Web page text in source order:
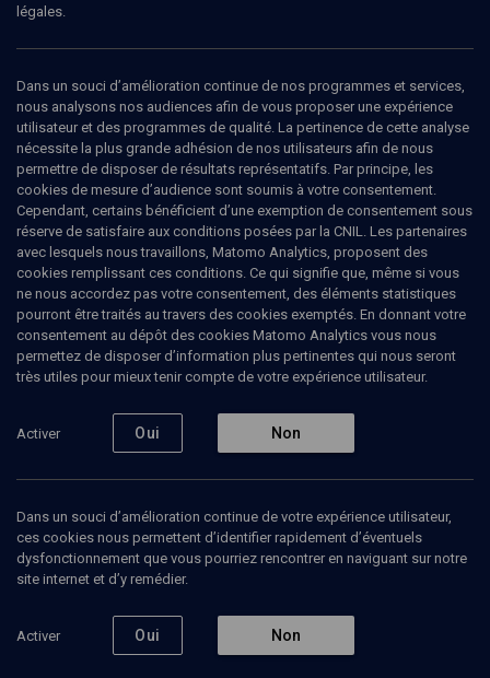
Retour
Abonnez-vous à notre newsletter
La rédaction
légales.
Dans un souci d’amélioration continue de nos programmes et services,
nous analysons nos audiences afin de vous proposer une expérience
utilisateur et des programmes de qualité. La pertinence de cette analyse
nécessite la plus grande adhésion de nos utilisateurs afin de nous
permettre de disposer de résultats représentatifs. Par principe, les
cookies de mesure d’audience sont soumis à votre consentement.
Cependant, certains bénéficient d’une exemption de consentement sous
réserve de satisfaire aux conditions posées par la CNIL. Les partenaires
avec lesquels nous travaillons, Matomo Analytics, proposent des
cookies remplissant ces conditions. Ce qui signifie que, même si vous
ne nous accordez pas votre consentement, des éléments statistiques
pourront être traités au travers des cookies exemptés. En donnant votre
consentement au dépôt des cookies Matomo Analytics vous nous
permettez de disposer d’information plus pertinentes qui nous seront
très utiles pour mieux tenir compte de votre expérience utilisateur.
Activer Oui Non
Dans un souci d’amélioration continue de votre expérience utilisateur,
ces cookies nous permettent d’identifier rapidement d’éventuels
dysfonctionnement que vous pourriez rencontrer en naviguant sur notre
site internet et d’y remédier.
Activer Oui Non